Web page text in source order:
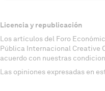
Licencia y republicación
Los artículos del Foro
Pública Internacional Creative
acuerdo con nuestras
Las opiniones expresadas en